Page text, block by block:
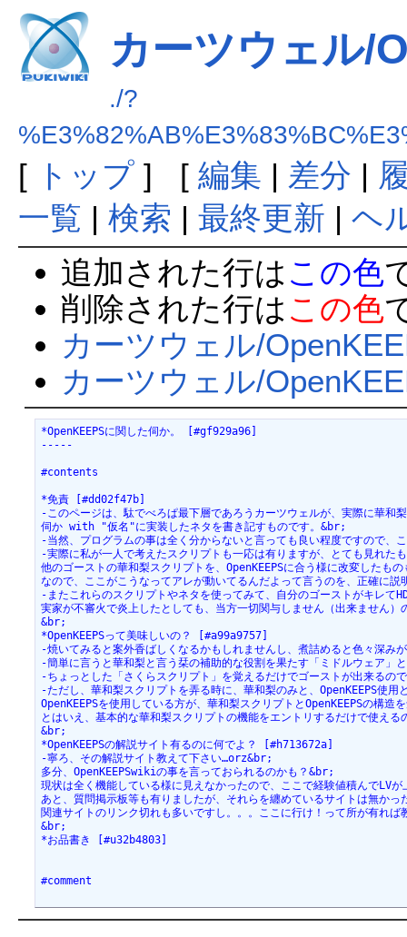
カーツウェル/
./?
[ トップ] [ 編集 | 差分 |
一覧 | 検索 | 最終更新 | ヘ
追加された行は この色
削除された行は この色
カーツウェル/
カーツウェル/
*OpenKEEPSに関した伺か。 [#gf929a96]
-----
#contents
*免責 [#dd02f47b]
-このページは、駄でべろぱ最下層であろうカーツウェルが、実際に華和
伺か with "仮名"に実装したネタを書き記すものです。&br;
-当然、プログラムの事は全く分からないと言っても良い程度ですので
-実際に私が一人で考えたスクリプトも一応は有りますが、とても見れた
他のゴーストの華和梨スクリプトを、OpenKEEPSに合う様に改変したも
なので、ここがこうなってアレが動いてるんだよって言うのを、正確に
-またこれらのスクリプトやネタを使ってみて、自分のゴーストがキレて
実家が不審火で炎上したとしても、当方一切関与しません（出来ません
&br;
*OpenKEEPSって美味しいの？ [#a99a9757]
-焼いてみると案外香ばしくなるかもしれませんし、煮詰めると色々深み
-簡単に言うと華和梨と言う栞の補助的な役割を果たす「ミドルウェア」
-ちょっとした「さくらスクリプト」を覚えるだけでゴーストが出来るの
-ただし、華和梨スクリプトを弄る時に、華和梨のみと、OpenKEEPS使
OpenKEEPSを使用している方が、華和梨スクリプトとOpenKEEPSの構
とはいえ、基本的な華和梨スクリプトの機能をエントリするだけで使え
&br;
*OpenKEEPSの解説サイト有るのに何でよ？ [#h713672a]
-寧ろ、その解説サイト教えて下さい…orz&br;
多分、OpenKEEPSwikiの事を言っておられるのかも？&br;
現状は全く機能している様に見えなかったので、ここで経験値積んでLV
あと、質問掲示板等も有りましたが、それらを纏めているサイトは無か
関連サイトのリンク切れも多いですし。。。ここに行け！って所が有れ
&br;
*お品書き [#u32b4803]
#comment